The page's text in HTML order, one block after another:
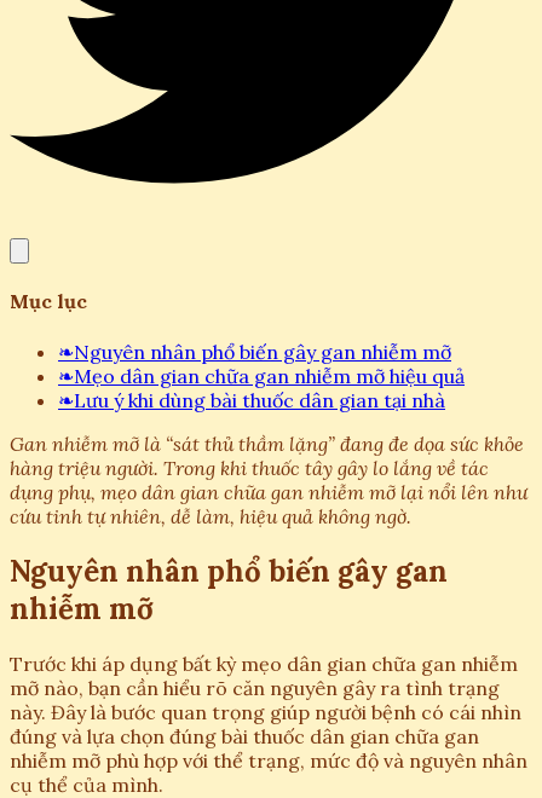
Mục lục
❧Nguyên nhân phổ biến gây gan nhiễm mỡ
❧Mẹo dân gian chữa gan nhiễm mỡ hiệu quả
❧Lưu ý khi dùng bài thuốc dân gian tại nhà
Gan nhiễm mỡ là “sát thủ thầm lặng” đang đe dọa sức khỏe
hàng triệu người. Trong khi thuốc tây gây lo lắng về tác
dụng phụ, mẹo dân gian chữa gan nhiễm mỡ lại nổi lên như
cứu tinh tự nhiên, dễ làm, hiệu quả không ngờ.
Nguyên nhân phổ biến gây gan
nhiễm mỡ
Trước khi áp dụng bất kỳ mẹo dân gian chữa gan nhiễm
mỡ nào, bạn cần hiểu rõ căn nguyên gây ra tình trạng
này. Đây là bước quan trọng giúp người bệnh có cái nhìn
đúng và lựa chọn đúng bài thuốc dân gian chữa gan
nhiễm mỡ phù hợp với thể trạng, mức độ và nguyên nhân
cụ thể của mình.